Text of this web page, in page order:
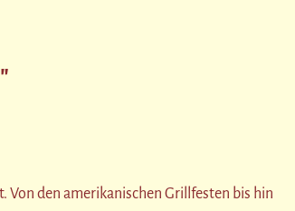
Von den amerikanischen Grillfesten bis hin